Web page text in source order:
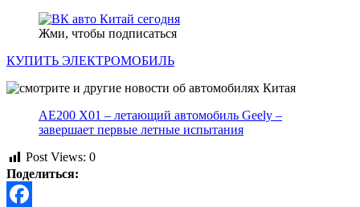
Жми, чтобы подписаться
КУПИТЬ ЭЛЕКТРОМОБИЛЬ
AE200 X01 – летающий автомобиль Geely –
завершает первые летные испытания
Post Views: 0
Поделиться: